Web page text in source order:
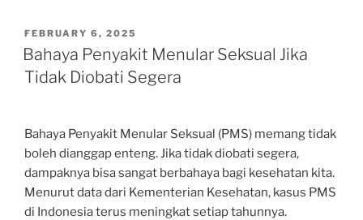
POSTED
ON
FEBRUARY 6, 2025
Bahaya Penyakit Menular Seksual Jika
Tidak Diobati Segera
Bahaya Penyakit Menular Seksual (PMS) memang tidak
boleh dianggap enteng. Jika tidak diobati segera,
dampaknya bisa sangat berbahaya bagi kesehatan kita.
Menurut data dari Kementerian Kesehatan, kasus PMS
di Indonesia terus meningkat setiap tahunnya.